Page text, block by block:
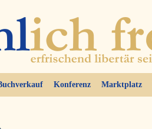
Konferenz Marktplatz